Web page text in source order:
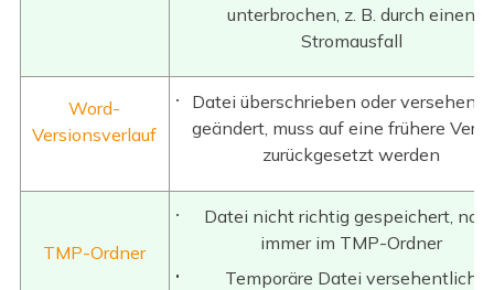
unterbrochen, z. B. durch einen
Stromausfall
Word-
Versionsverlauf
Datei überschrieben oder
geändert, muss auf eine frühere
zurückgesetzt werden
TMP-Ordner
Datei nicht richtig gespeichert,
immer im TMP-Ordner
Temporäre Datei versehentlich